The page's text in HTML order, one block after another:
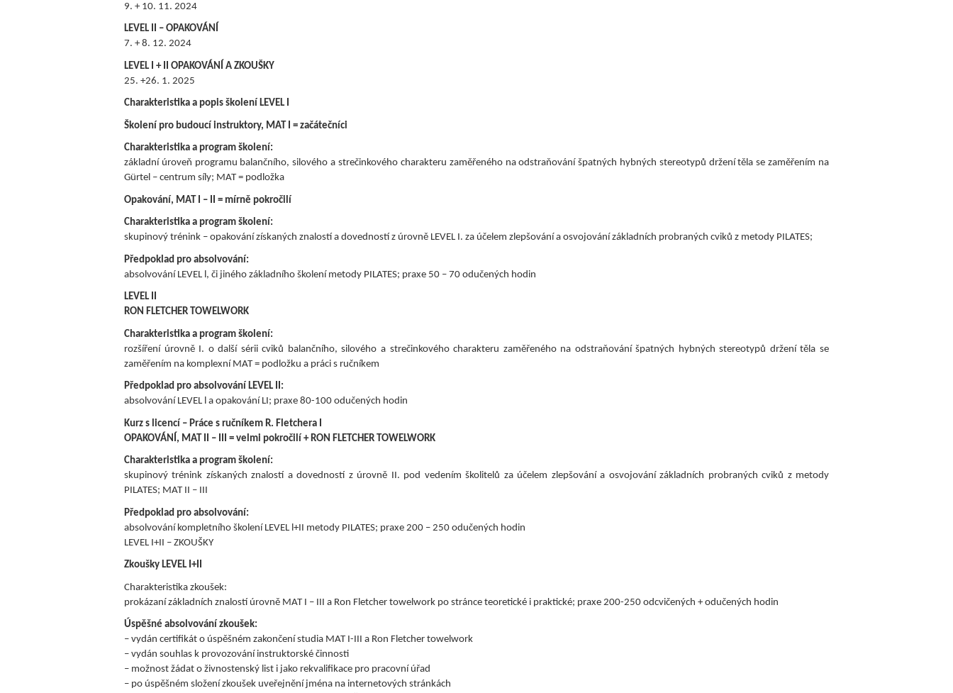
9. + 10. 11. 2024
LEVEL II – OPAKOVÁNÍ
7. + 8. 12. 2024
LEVEL I + II OPAKOVÁNÍ A ZKOUŠKY
25. +26. 1. 2025
Charakteristika a popis školení LEVEL I
Školení pro budoucí instruktory, MAT I = začátečníci
Charakteristika a program školení:
základní úroveň programu balančního, silového a strečinkového charakteru zaměřeného na odstraňování špatných hybných stereotypů držení těla se zaměřením na
Gürtel – centrum síly; MAT = podložka
Opakování, MAT I – II = mírně pokročilí
Charakteristika a program školení:
skupinový trénink – opakování získaných znalostí a dovedností z úrovně LEVEL I. za účelem zlepšování a osvojování základních probraných cviků z metody PILATES;
Předpoklad pro absolvování:
absolvování LEVEL l, či jiného základního školení metody PILATES; praxe 50 – 70 odučených hodin
LEVEL II
RON FLETCHER TOWELWORK
Charakteristika a program školení:
rozšíření úrovně I. o další sérii cviků balančního, silového a strečinkového charakteru zaměřeného na odstraňování špatných hybných stereotypů držení těla se
zaměřením na komplexní MAT = podložku a práci s ručníkem
Předpoklad pro absolvování LEVEL II:
absolvování LEVEL l a opakování LI; praxe 80-100 odučených hodin
Kurz s licencí – Práce s ručníkem R. Fletchera I
OPAKOVÁNÍ, MAT II – III = velmi pokročilí + RON FLETCHER TOWELWORK
Charakteristika a program školení:
skupinový trénink získaných znalostí a dovedností z úrovně II. pod vedením školitelů za účelem zlepšování a osvojování základních probraných cviků z metody
PILATES; MAT II – III
Předpoklad pro absolvování:
absolvování kompletního školení LEVEL l+II metody PILATES; praxe 200 – 250 odučených hodin
LEVEL I+II – ZKOUŠKY
Zkoušky LEVEL I+II
Charakteristika zkoušek:
prokázaní základních znalostí úrovně MAT I – III a Ron Fletcher towelwork po stránce teoretické i praktické; praxe 200-250 odcvičených + odučených hodin
Úspěšné absolvování zkoušek:
– vydán certifikát o úspěšném zakončení studia MAT I-III a Ron Fletcher towelwork
– vydán souhlas k provozování instruktorské činnosti
– možnost žádat o živnostenský list i jako rekvalifikace pro pracovní úřad
– po úspěšném složení zkoušek uveřejnění jména na internetových stránkách